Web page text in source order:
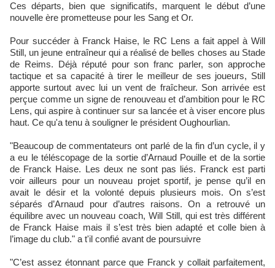
Ces départs, bien que significatifs, marquent le début d’une
nouvelle ère prometteuse pour les Sang et Or.
Pour succéder à Franck Haise, le RC Lens a fait appel à Will
Still, un jeune entraîneur qui a réalisé de belles choses au Stade
de Reims. Déjà réputé pour son franc parler, son approche
tactique et sa capacité à tirer le meilleur de ses joueurs, Still
apporte surtout avec lui un vent de fraîcheur. Son arrivée est
perçue comme un signe de renouveau et d’ambition pour le RC
Lens, qui aspire à continuer sur sa lancée et à viser encore plus
haut. Ce qu'a tenu à souligner le président Oughourlian.
"Beaucoup de commentateurs ont parlé de la fin d’un cycle, il y
a eu le téléscopage de la sortie d’Arnaud Pouille et de la sortie
de Franck Haise. Les deux ne sont pas liés. Franck est parti
voir ailleurs pour un nouveau projet sportif, je pense qu’il en
avait le désir et la volonté depuis plusieurs mois. On s’est
séparés d’Arnaud pour d’autres raisons. On a retrouvé un
équilibre avec un nouveau coach, Will Still, qui est très différent
de Franck Haise mais il s’est très bien adapté et colle bien à
l’image du club." a t'il confié avant de poursuivre
"C’est assez étonnant parce que Franck y collait parfaitement,